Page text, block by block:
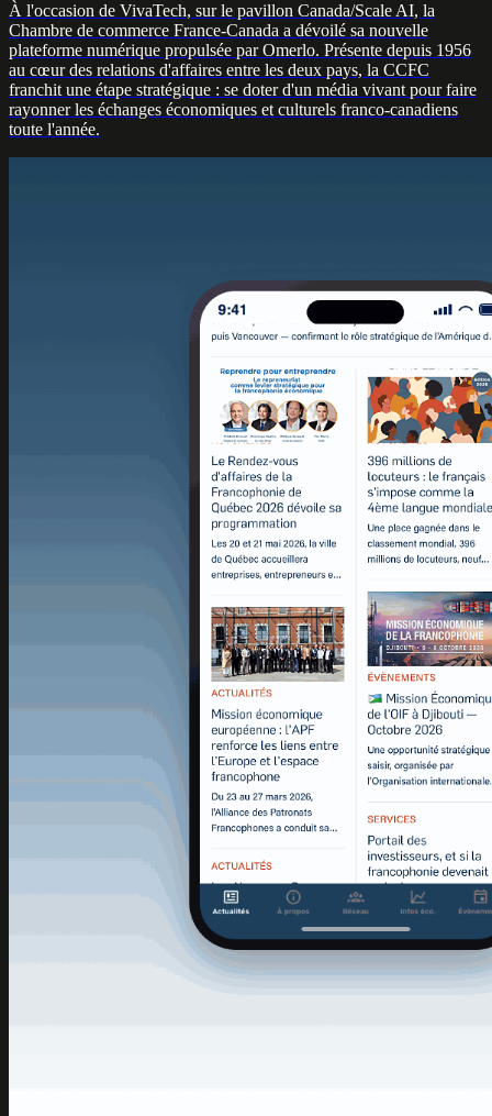
À l'occasion de VivaTech, sur le pavillon Canada/Scale AI, la
Chambre de commerce France-Canada a dévoilé sa nouvelle
plateforme numérique propulsée par Omerlo. Présente depuis 1956
au cœur des relations d'affaires entre les deux pays, la CCFC
franchit une étape stratégique : se doter d'un média vivant pour faire
rayonner les échanges économiques et culturels franco-canadiens
toute l'année.